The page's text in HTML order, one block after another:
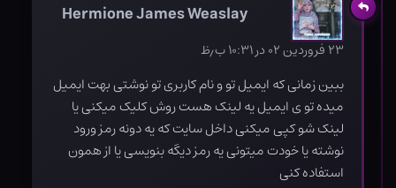
Hermione James Weaslay
۲۳ فروردین ۰۲ در ۱۰:۳۱ ب٫ظ
ببین زمانی که ایمیل تو و نام کاربری تو نوشتی بهت ایمیل
میده تو ی ایمیل یه لینک هست روش کلیک میکنی یا
لینک شو کپی میکنی داخل سایت که یه دونه رمز ورود
نوشته یا خودت میتونی یه رمز دیگه بنویسی یا از همون
استفاده کنی